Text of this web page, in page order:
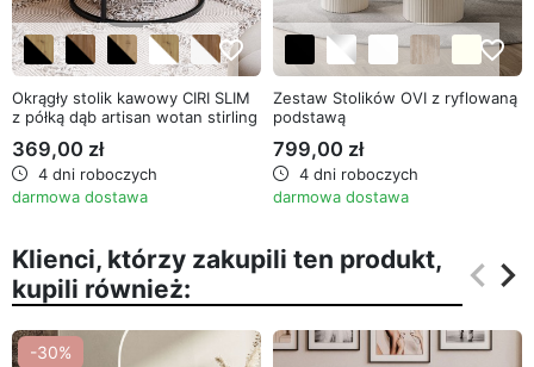
favorite_border
Okrągły stolik kawowy CIRI SLIM
z półką dąb artisan wotan stirling
369,00 zł
4 dni roboczych
darmowa dostawa
favorite_border
Zestaw Stolików OVI z ryflowaną
podstawą
799,00 zł
4 dni roboczych
darmowa dostawa
Klienci, którzy zakupili ten produkt,
kupili również:
keyboard_arrow_left
keyboard_arrow_right
-30%